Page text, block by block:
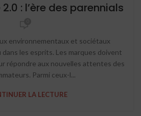
: l’ère des parennials
environnementaux et sociétaux
dans les esprits. Les marques doivent
répondre aux nouvelles attentes des
Parmi ceux-l...
LA LECTURE